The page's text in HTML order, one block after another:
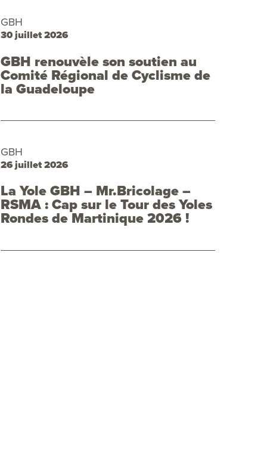
GBH
30 juillet 2026
GBH renouvèle son soutien au
Comité Régional de Cyclisme de
la Guadeloupe
GBH
26 juillet 2026
La Yole GBH – Mr.Bricolage –
RSMA : Cap sur le Tour des Yoles
Rondes de Martinique 2026 !